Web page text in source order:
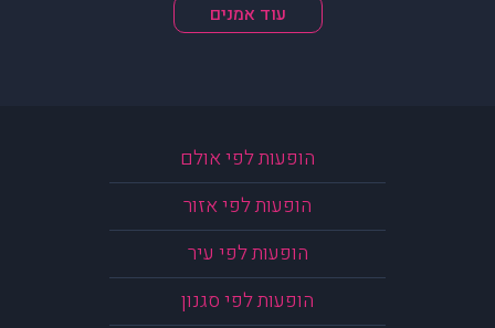
עוד אמנים
הופעות לפי אולם
הופעות לפי אזור
הופעות לפי עיר
הופעות לפי סגנון